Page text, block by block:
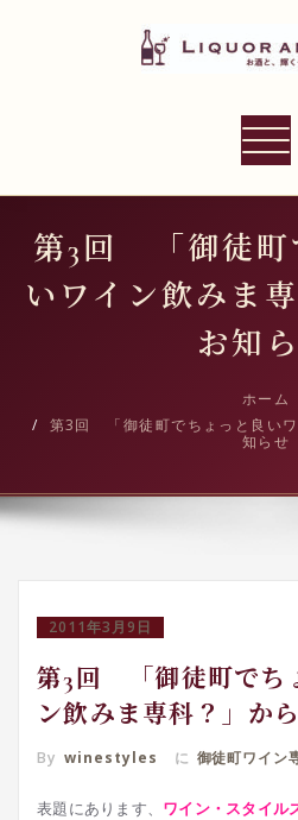
プ
LIQUOR AND STAR
ナ
ー
シ
ョ
ン
り
替
第3回 「御徒町
いワイン飲みま
お知
ホーム
第3回 「御徒町でちょっと良い
知らせ
2011年3月9日
第3回 「御徒町でち
ン飲みま専科？」か
By winestyles に 御徒町ワイン
表題にあります、 ワイン・スタイル